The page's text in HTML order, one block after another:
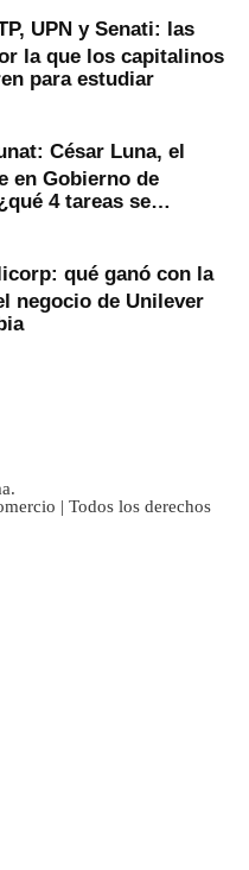
UPN y Senati: las
la que los capitalinos
para estudiar
César Luna, el
en Gobierno de
4 tareas se
qué ganó con la
negocio de Unilever
| Todos los derechos